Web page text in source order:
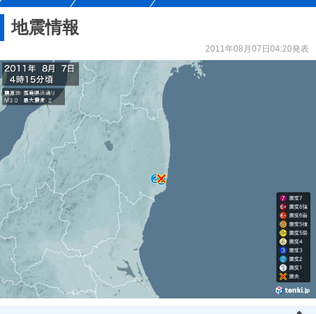
地震情報
2011年08月07日04:20発表